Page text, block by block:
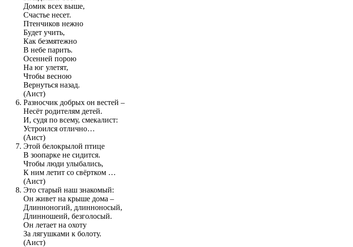
Домик всех выше,
Счастье несет.
Птенчиков нежно
Будет учить,
Как безмятежно
В небе парить.
Осенней порою
На юг улетят,
Чтобы весною
Вернуться назад.
(Аист)
Разносчик добрых он вестей –
Несёт родителям детей.
И, судя по всему, смекалист:
Устроился отлично…
(Аист)
Этой белокрылой птице
В зоопарке не сидится.
Чтобы люди улыбались,
К ним летит со свёртком …
(Аист)
Это старый наш знакомый:
Он живет на крыше дома –
Длинноногий, длинноносый,
Длинношеий, безголосый.
Он летает на охоту
За лягушками к болоту.
(Аист)